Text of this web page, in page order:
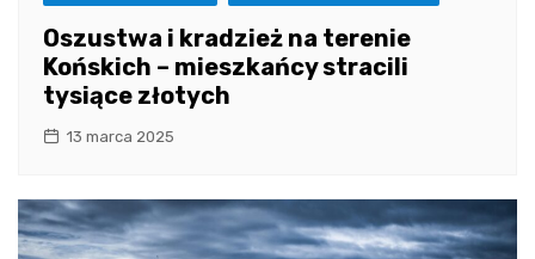
Oszustwa i kradzież na terenie
Końskich – mieszkańcy stracili
tysiące złotych
13 marca 2025